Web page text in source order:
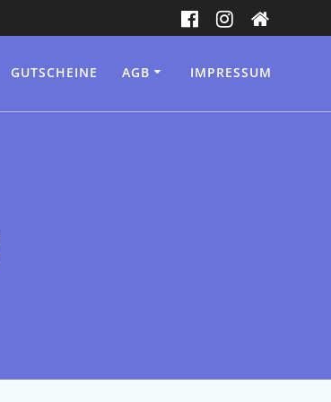
GUTSCHEINE AGB IMPRESSUM